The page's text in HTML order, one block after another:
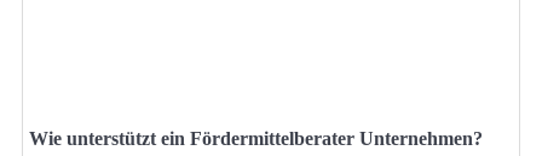
Wie unterstützt ein Fördermittelberater Unternehmen?